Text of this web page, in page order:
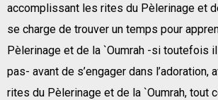
accomplissant les rites du Pèlerinage et
se charge de trouver un temps pour
Pèlerinage et de la `Oumrah -si toutefois
pas- avant de s’engager dans l’adoration,
rites du Pèlerinage et de la `Oumrah, tout